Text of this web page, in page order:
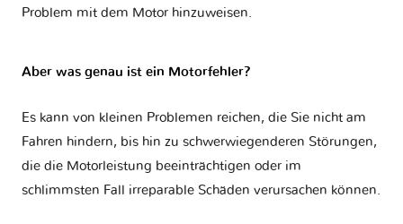
Problem mit dem Motor hinzuweisen.
Aber was genau ist ein Motorfehler?
Es kann von kleinen Problemen reichen, die Sie nicht am
Fahren hindern, bis hin zu schwerwiegenderen Störungen,
die die Motorleistung beeinträchtigen oder im
schlimmsten Fall irreparable Schäden verursachen können.